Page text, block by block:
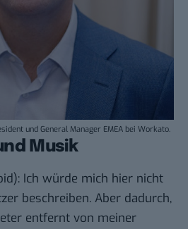
und General Manager EMEA bei Workato.
Musik
): Ich würde mich hier nicht
beschreiben. Aber dadurch,
entfernt von meiner